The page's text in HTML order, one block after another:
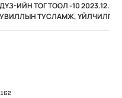
ИЙН ТОГТООЛ -10
ТУСЛАМЖ,